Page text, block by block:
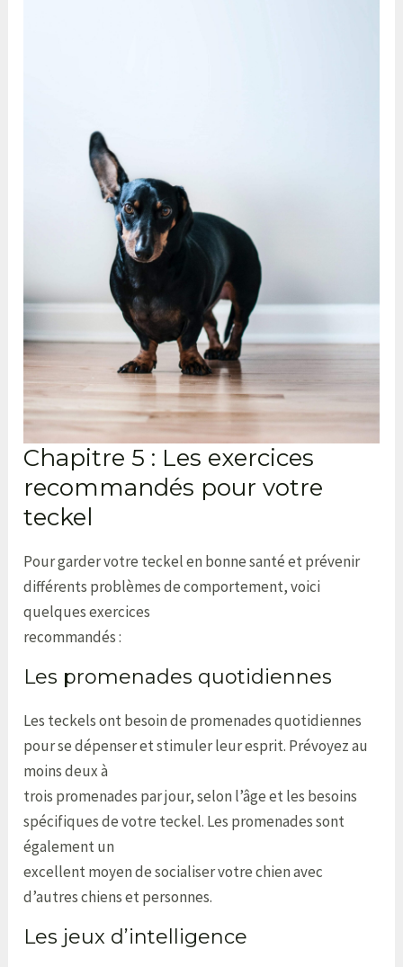
Chapitre 5 : Les exercices
recommandés pour votre
teckel
Pour garder votre teckel en bonne santé et prévenir
différents problèmes de comportement, voici
quelques exercices
recommandés :
Les promenades quotidiennes
Les teckels ont besoin de promenades quotidiennes
pour se dépenser et stimuler leur esprit. Prévoyez au
moins deux à
trois promenades par jour, selon l’âge et les besoins
spécifiques de votre teckel. Les promenades sont
également un
excellent moyen de socialiser votre chien avec
d’autres chiens et personnes.
Les jeux d’intelligence